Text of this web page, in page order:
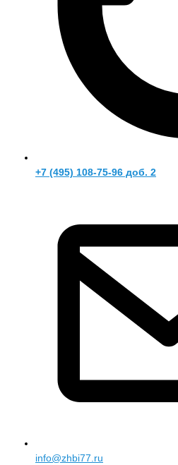
+7 (495) 108-75-96 доб. 2
info@zhbi77.ru